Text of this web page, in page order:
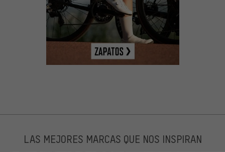
LAS MEJORES MARCAS QUE NOS INSPIRAN